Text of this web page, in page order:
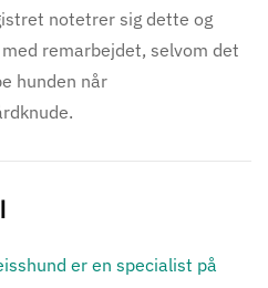
notetrer sig dette og
remarbejdet, selvom det
hunden når
er en specialist på